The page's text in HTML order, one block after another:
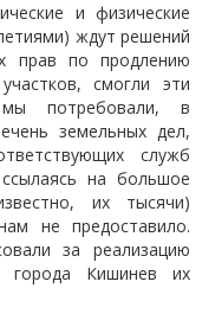
и физические
ждут решений
прав по продлению
смогли эти
потребовали, в
земельных дел,
служб
на большое
их тысячи)
не предоставило.
за реализацию
города Кишинев их